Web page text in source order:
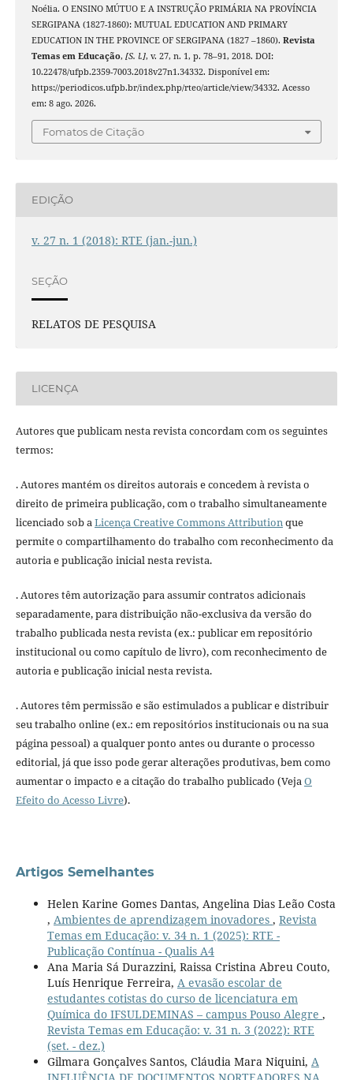
Noélia. O ENSINO MÚTUO E A INSTRUÇÃO PRIMÁRIA NA PROVÍNCIA
SERGIPANA (1827-1860): MUTUAL EDUCATION AND PRIMARY
EDUCATION IN THE PROVINCE OF SERGIPANA (1827 –1860). Revista
Temas em Educação, [S. l.], v. 27, n. 1, p. 78–91, 2018. DOI:
10.22478/ufpb.2359-7003.2018v27n1.34332. Disponível em:
https://periodicos.ufpb.br/index.php/rteo/article/view/34332. Acesso
em: 8 ago. 2026.
Fomatos de Citação
EDIÇÃO
v. 27 n. 1 (2018): RTE (jan.-jun.)
SEÇÃO
RELATOS DE PESQUISA
LICENÇA
Autores que publicam nesta revista concordam com os seguintes
termos:
. Autores mantém os direitos autorais e concedem à revista o
direito de primeira publicação, com o trabalho simultaneamente
licenciado sob aLicença Creative Commons Attributionque
permite o compartilhamento do trabalho com reconhecimento da
autoria e publicação inicial nesta revista.
. Autores têm autorização para assumir contratos adicionais
separadamente, para distribuição não-exclusiva da versão do
trabalho publicada nesta revista (ex.: publicar em repositório
institucional ou como capítulo de livro), com reconhecimento de
autoria e publicação inicial nesta revista.
. Autores têm permissão e são estimulados a publicar e distribuir
seu trabalho online (ex.: em repositórios institucionais ou na sua
página pessoal) a qualquer ponto antes ou durante o processo
editorial, já que isso pode gerar alterações produtivas, bem como
aumentar o impacto e a citação do trabalho publicado (VejaO
Efeito do Acesso Livre).
Artigos Semelhantes
Helen Karine Gomes Dantas, Angelina Dias Leão Costa
, Ambientes de aprendizagem inovadores , Revista
Temas em Educação: v. 34 n. 1 (2025): RTE -
Publicação Contínua - Qualis A4
Ana Maria Sá Durazzini, Raissa Cristina Abreu Couto,
Luís Henrique Ferreira, A evasão escolar de
estudantes cotistas do curso de licenciatura em
Química do IFSULDEMINAS – campus Pouso Alegre ,
Revista Temas em Educação: v. 31 n. 3 (2022): RTE
(set. - dez.)
Gilmara Gonçalves Santos, Cláudia Mara Niquini, A